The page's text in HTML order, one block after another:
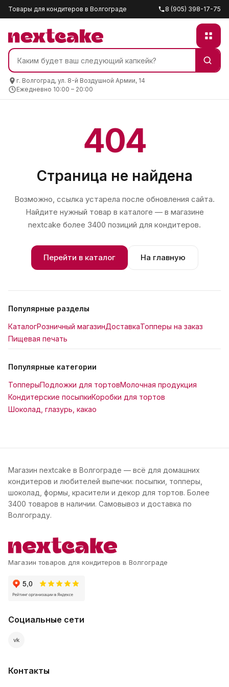
Товары для кондитеров в Волгограде 8 (905) 398-17-75
г. Волгоград, ул. 8-й Воздушной Армии, 14
Ежедневно 10:00 – 20:00
404
Страница не найдена
Возможно, ссылка устарела после обновления сайта.
Найдите нужный товар в каталоге — в магазине
nextcake более 3400 позиций для кондитеров.
Перейти в каталог На главную
Популярные разделы
КаталогРозничный магазинДоставкаТопперы на заказ
Пищевая печать
Популярные категории
ТопперыПодложки для тортовМолочная продукция
Кондитерские посыпкиКоробки для тортов
Шоколад, глазурь, какао
Магазин nextcake в Волгограде — всё для домашних
кондитеров и любителей выпечки: посыпки, топперы,
шоколад, формы, красители и декор для тортов. Более
3400 товаров в наличии. Самовывоз и доставка по
Волгограду.
Магазин товаров для кондитеров в Волгограде
Социальные сети
vk
Контакты